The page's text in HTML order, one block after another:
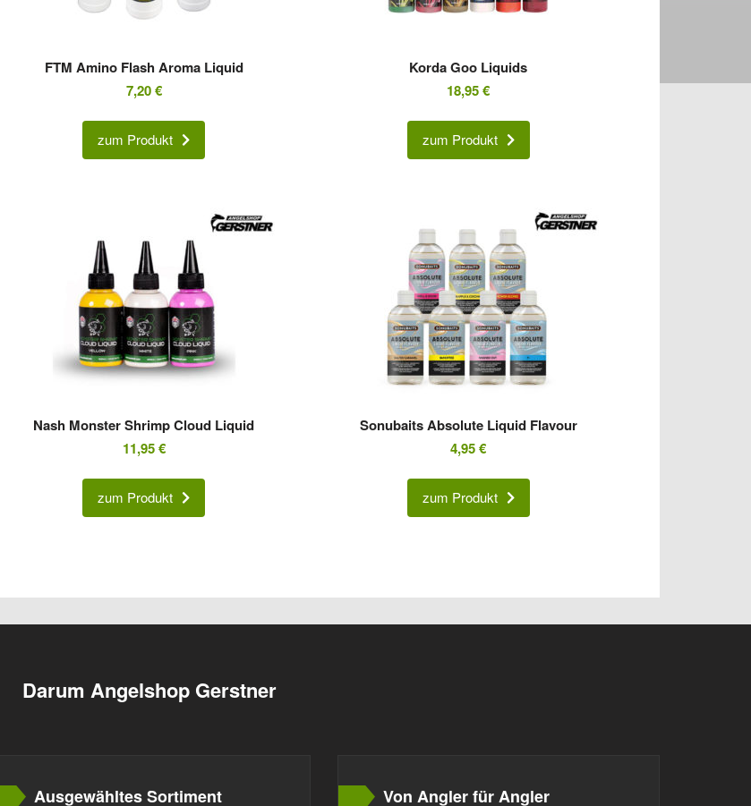
FTM Amino Flash Aroma Liquid
7,20€
zum Produkt
Korda Goo Liquids
18,95€
zum Produkt
Nash Monster Shrimp Cloud Liquid
11,95€
zum Produkt
Sonubaits Absolute Liquid Flavour
4,95€
zum Produkt
Darum Angelshop Gerstner
Ausgewähltes Sortiment Von Angler für Angler